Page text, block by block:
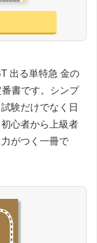
出る単特急 金の
書です。シンプ
験だけでなく日
心者から上級者
がつく一冊で